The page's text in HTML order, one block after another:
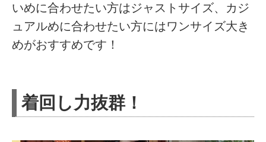
いめに合わせたい方はジャストサイズ、カジ
ュアルめに合わせたい方にはワンサイズ大き
めがおすすめです！
着回し力抜群！